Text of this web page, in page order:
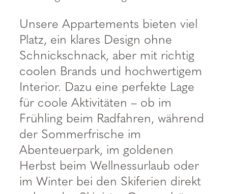
Unsere Appartements bieten viel
Platz, ein klares Design ohne
Schnickschnack, aber mit richtig
coolen Brands und hochwertigem
Interior. Dazu eine perfekte Lage
für coole Aktivitäten – ob im
Frühling beim Radfahren, während
der Sommerfrische im
Abenteuerpark, im goldenen
Herbst beim Wellnessurlaub oder
im Winter bei den Skiferien direkt